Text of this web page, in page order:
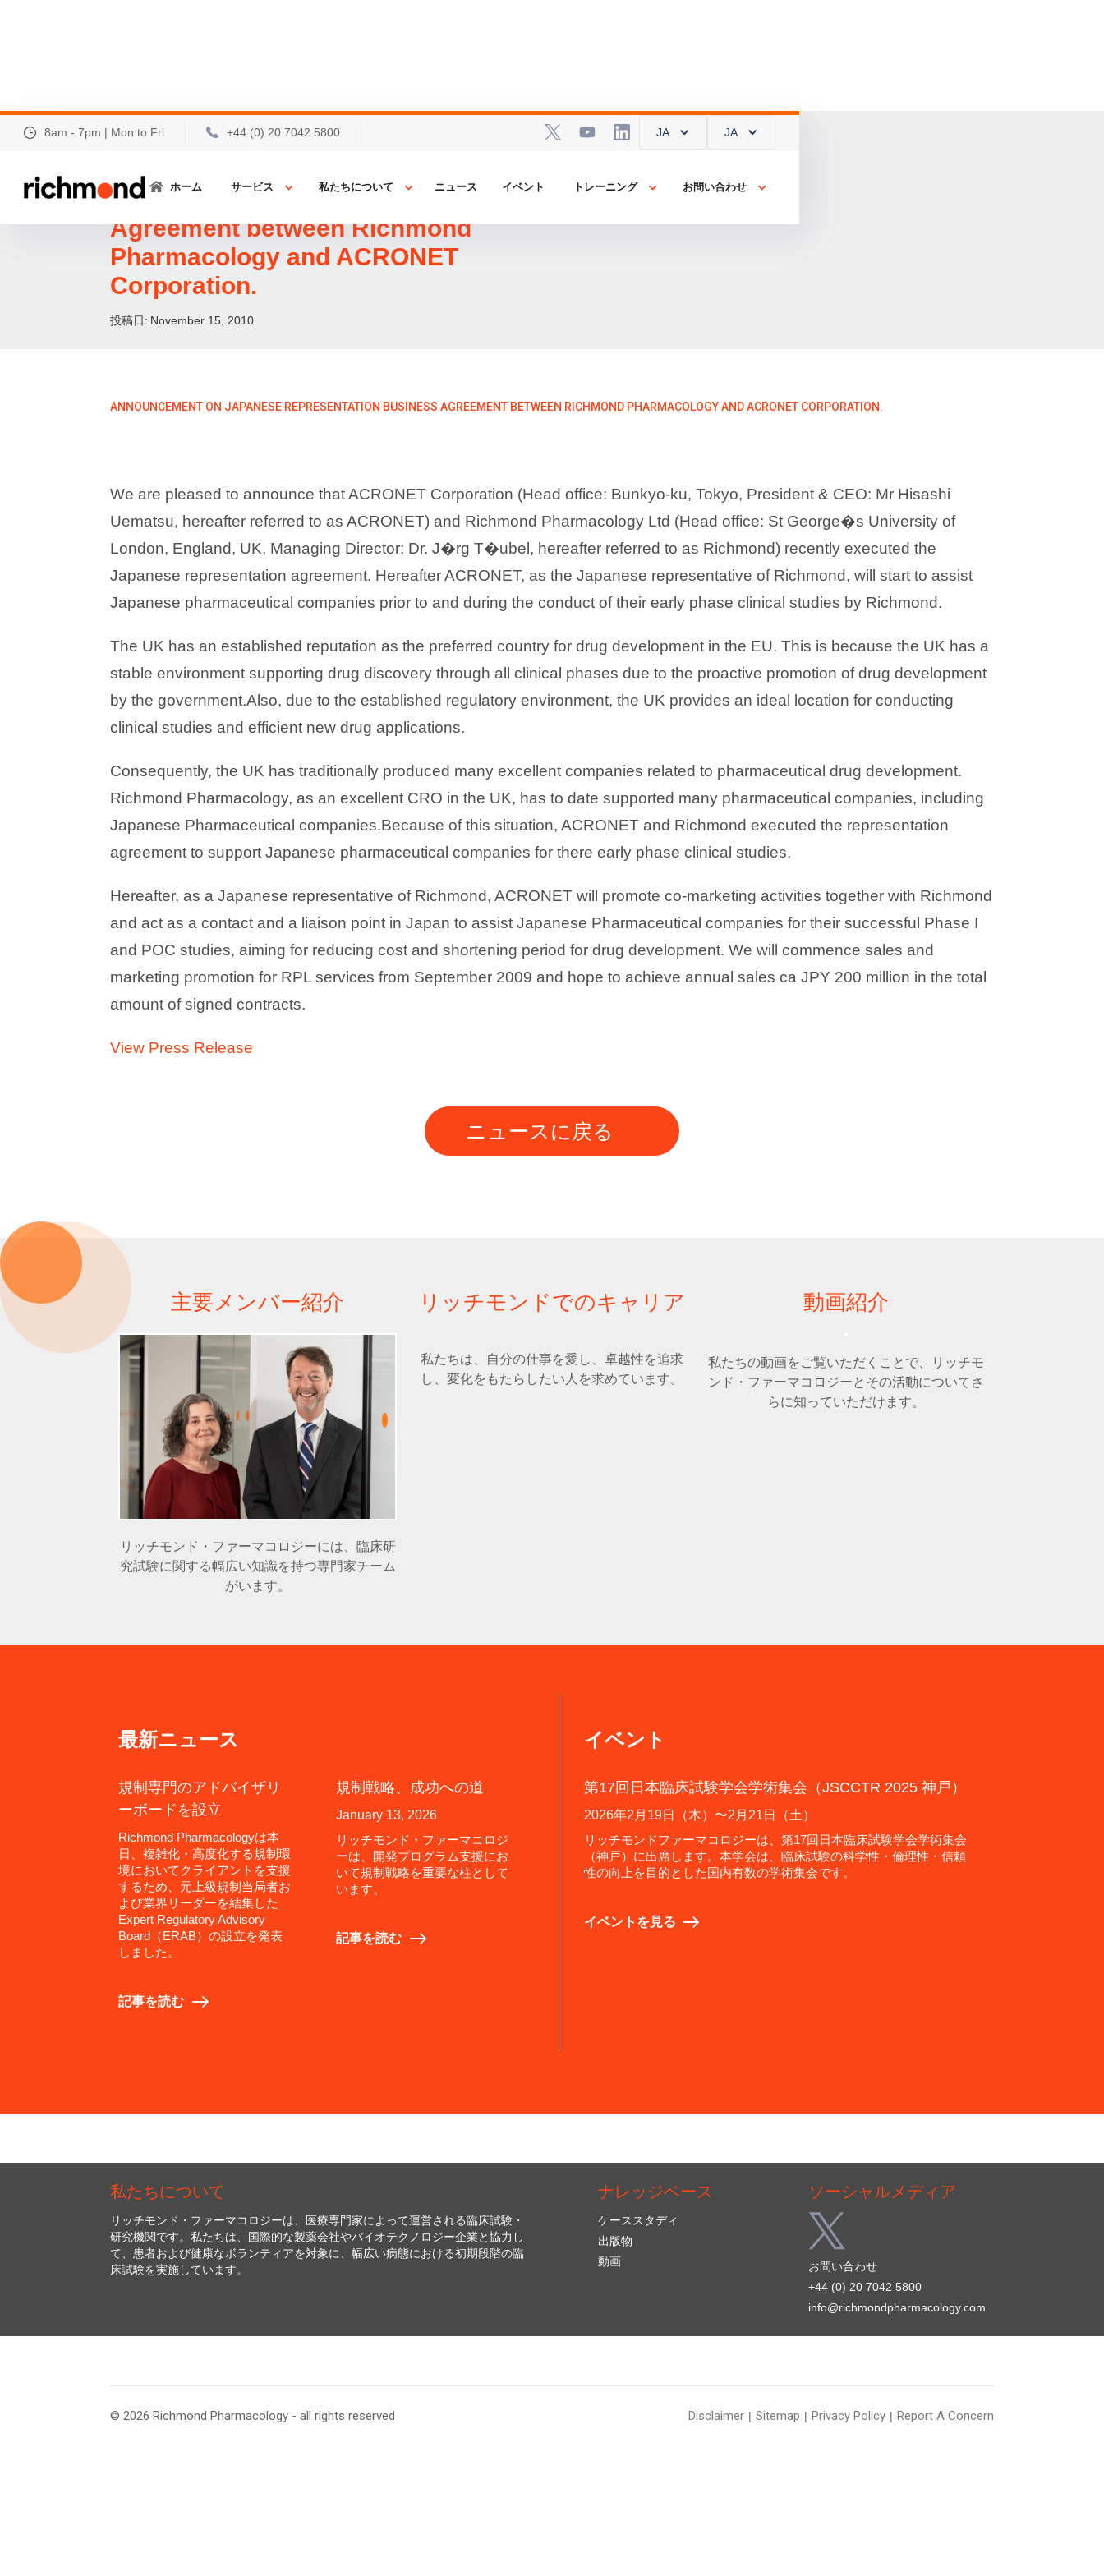
8am - 7pm | Mon to Fri +44 (0) 20 7042 5800 JA JA
ホーム サービス 私たちについて ニュース イベント トレーニング お問い合わせ
8am - 7pm | Mon to Fri +44 (0) 20 7042 5800 JA JA
ホーム サービス 私たちについて ニュース イベント トレーニング お問い合わせ
Announcement on Japanese
Representation Business
Agreement between Richmond
Pharmacology and ACRONET
Corporation.
投稿日: November 15, 2010
ANNOUNCEMENT ON JAPANESE REPRESENTATION BUSINESS AGREEMENT BETWEEN RICHMOND PHARMACOLOGY AND ACRONET CORPORATION.
We are pleased to announce that ACRONET Corporation (Head office: Bunkyo-ku, Tokyo, President & CEO: Mr Hisashi
Uematsu, hereafter referred to as ACRONET) and Richmond Pharmacology Ltd (Head office: St George�s University of
London, England, UK, Managing Director: Dr. J�rg T�ubel, hereafter referred to as Richmond) recently executed the
Japanese representation agreement. Hereafter ACRONET, as the Japanese representative of Richmond, will start to assist
Japanese pharmaceutical companies prior to and during the conduct of their early phase clinical studies by Richmond.
The UK has an established reputation as the preferred country for drug development in the EU. This is because the UK has a
stable environment supporting drug discovery through all clinical phases due to the proactive promotion of drug development
by the government.Also, due to the established regulatory environment, the UK provides an ideal location for conducting
clinical studies and efficient new drug applications.
Consequently, the UK has traditionally produced many excellent companies related to pharmaceutical drug development.
Richmond Pharmacology, as an excellent CRO in the UK, has to date supported many pharmaceutical companies, including
Japanese Pharmaceutical companies.Because of this situation, ACRONET and Richmond executed the representation
agreement to support Japanese pharmaceutical companies for there early phase clinical studies.
Hereafter, as a Japanese representative of Richmond, ACRONET will promote co-marketing activities together with Richmond
and act as a contact and a liaison point in Japan to assist Japanese Pharmaceutical companies for their successful Phase I
and POC studies, aiming for reducing cost and shortening period for drug development. We will commence sales and
marketing promotion for RPL services from September 2009 and hope to achieve annual sales ca JPY 200 million in the total
amount of signed contracts.
View Press Release
ニュースに戻る
主要メンバー紹介
リッチモンド・ファーマコロジーには、臨床研
究試験に関する幅広い知識を持つ専門家チーム
がいます。
リッチモンドでのキャリア
私たちは、自分の仕事を愛し、卓越性を追求
し、変化をもたらしたい人を求めています。
動画紹介
私たちの動画をご覧いただくことで、リッチモ
ンド・ファーマコロジーとその活動についてさ
らに知っていただけます。
最新ニュース
規制専門のアドバイザリ
ーボードを設立
Richmond Pharmacologyは本
日、複雑化・高度化する規制環
境においてクライアントを支援
するため、元上級規制当局者お
よび業界リーダーを結集した
Expert Regulatory Advisory
Board（ERAB）の設立を発表
しました。
記事を読む
規制戦略、成功への道
January 13, 2026
リッチモンド・ファーマコロジ
ーは、開発プログラム支援にお
いて規制戦略を重要な柱として
います。
記事を読む
イベント
第17回日本臨床試験学会学術集会（JSCCTR 2025 神戸）
2026年2月19日（木）〜2月21日（土）
リッチモンドファーマコロジーは、第17回日本臨床試験学会学術集会
（神戸）に出席します。本学会は、臨床試験の科学性・倫理性・信頼
性の向上を目的とした国内有数の学術集会です。
イベントを見る
私たちについて
リッチモンド・ファーマコロジーは、医療専門家によって運営される臨床試験・
研究機関です。私たちは、国際的な製薬会社やバイオテクノロジー企業と協力し
て、患者および健康なボランティアを対象に、幅広い病態における初期段階の臨
床試験を実施しています。
ナレッジベース
ケーススタディ
出版物
動画
ソーシャルメディア
お問い合わせ
+44 (0) 20 7042 5800
info@richmondpharmacology.com
© 2026 Richmond Pharmacology - all rights reserved Disclaimer | Sitemap | Privacy Policy | Report A Concern